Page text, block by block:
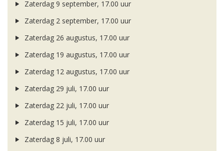
Zaterdag 9 september, 17.00 uur
Zaterdag 2 september, 17.00 uur
Zaterdag 26 augustus, 17.00 uur
Zaterdag 19 augustus, 17.00 uur
Zaterdag 12 augustus, 17.00 uur
Zaterdag 29 juli, 17.00 uur
Zaterdag 22 juli, 17.00 uur
Zaterdag 15 juli, 17.00 uur
Zaterdag 8 juli, 17.00 uur